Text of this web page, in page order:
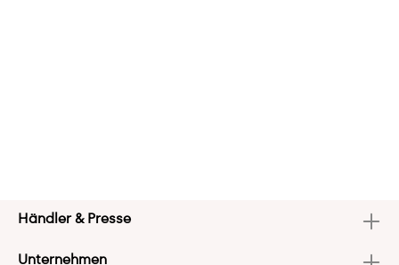
Händler & Presse
Unternehmen